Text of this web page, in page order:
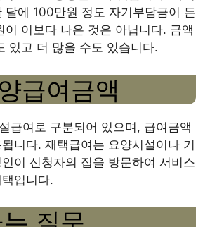
달에 100만원 정도 자기부담금이 든
이 이보다 나은 것은 아닙니다. 금액
있고 더 많을 수도 있습니다.
급여금액
급여로 구분되어 있으며, 급여금액
니다. 재택급여는 요양시설이나 기
이 신청자의 집을 방문하여 서비스
입니다.